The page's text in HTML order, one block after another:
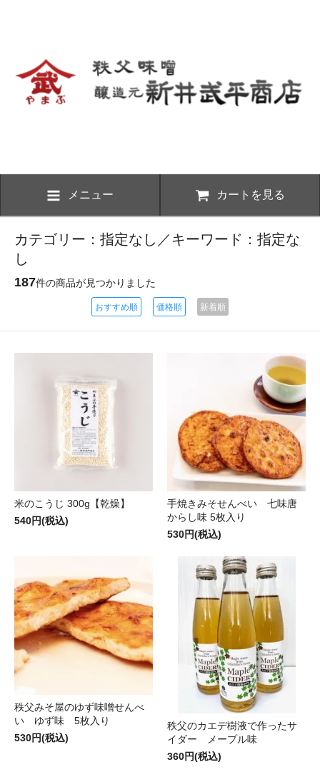
メニュー カートを見る
カテゴリー：指定なし／キーワード：指定な
し
187件の商品が見つかりました
おすすめ順 価格順 新着順
米のこうじ 300g【乾燥】
540円(税込)
手焼きみそせんべい 七味唐
からし味 5枚入り
530円(税込)
秩父みそ屋のゆず味噌せんべ
い ゆず味 5枚入り
530円(税込)
秩父のカエデ樹液で作ったサ
イダー メープル味
360円(税込)